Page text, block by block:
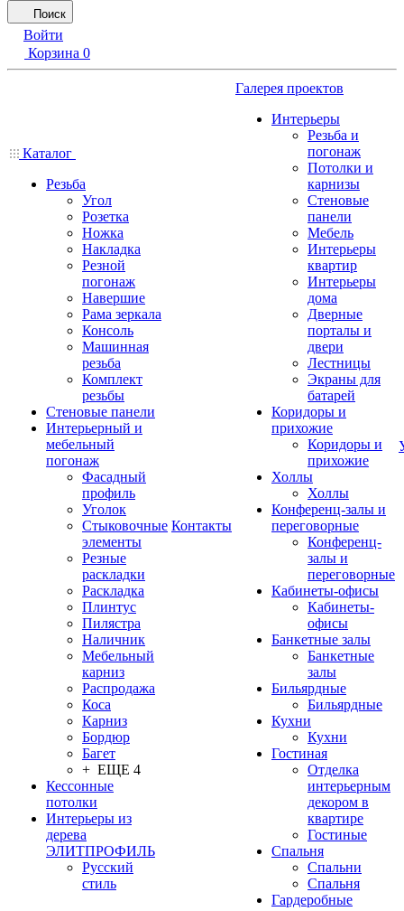
Поиск
Войти
Корзина 0
Каталог
Резьба
Угол
Розетка
Ножка
Накладка
Резной
погонаж
Навершие
Рама зеркала
Консоль
Машинная
резьба
Комплект
резьбы
Стеновые панели
Интерьерный и
мебельный
погонаж
Фасадный
профиль
Уголок
Стыковочные
элементы
Резные
раскладки
Раскладка
Плинтус
Пилястра
Наличник
Мебельный
карниз
Распродажа
Коса
Карниз
Бордюр
Багет
+ ЕЩЕ 4
Кессонные
потолки
Интерьеры из
дерева
ЭЛИТПРОФИЛЬ
Русский
стиль
Контакты
Галерея проектов
Интерьеры
Резьба и
погонаж
Потолки и
карнизы
Стеновые
панели
Мебель
Интерьеры
квартир
Интерьеры
дома
Дверные
порталы и
двери
Лестницы
Экраны для
батарей
Коридоры и
прихожие
Коридоры и
прихожие
Холлы
Холлы
Конференц-залы и
переговорные
Конференц-
залы и
переговорные
Кабинеты-офисы
Кабинеты-
офисы
Банкетные залы
Банкетные
залы
Бильярдные
Бильярдные
Кухни
Кухни
Гостиная
Отделка
интерьерным
декором в
квартире
Гостиные
Спальня
Спальни
Спальня
Гардеробные